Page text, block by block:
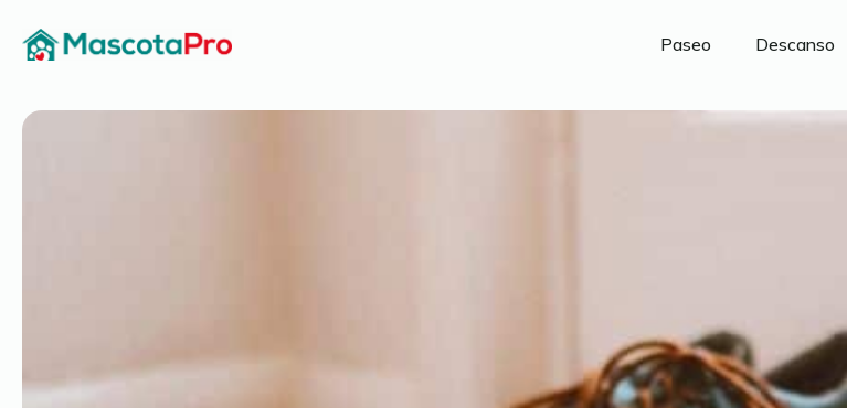
Paseo Descanso